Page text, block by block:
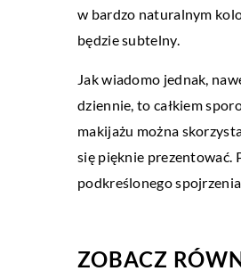
w bardzo naturalnym
będzie subtelny.
Jak wiadomo jednak,
dziennie, to całkiem
makijażu można
się pięknie prezentować.
podkreślonego
ZOBACZ